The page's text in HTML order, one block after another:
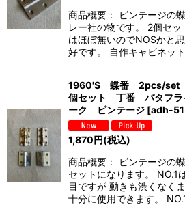
商品概要： ビンテージの
レー社の物です。 2個セ
はほぼ無いのでNOSかと
好です。 自作キャビネッ
1960'S 蝶番 2pcs/set
個セット 丁番 バタフ
ーク ビンテージ [adh-
1,870円(税込)
商品概要： ビンテージの
セットになります。 NO.1
目ですが 動きも渋くなく
十分に使用できます。